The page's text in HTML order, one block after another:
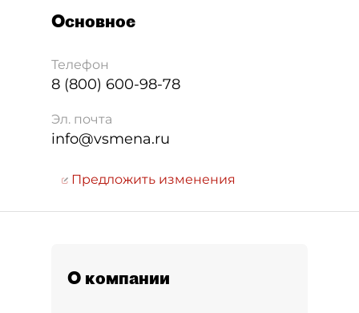
Основное
Телефон
8 (800) 600-98-78
Эл. почта
info@vsmena.ru
Предложить изменения
О компании